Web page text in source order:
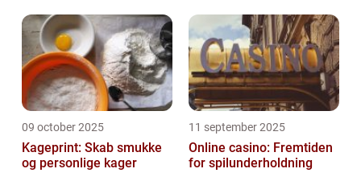
09 october 2025
Kageprint: Skab smukke
og personlige kager
11 september 2025
Online casino: Fremtiden
for spilunderholdning